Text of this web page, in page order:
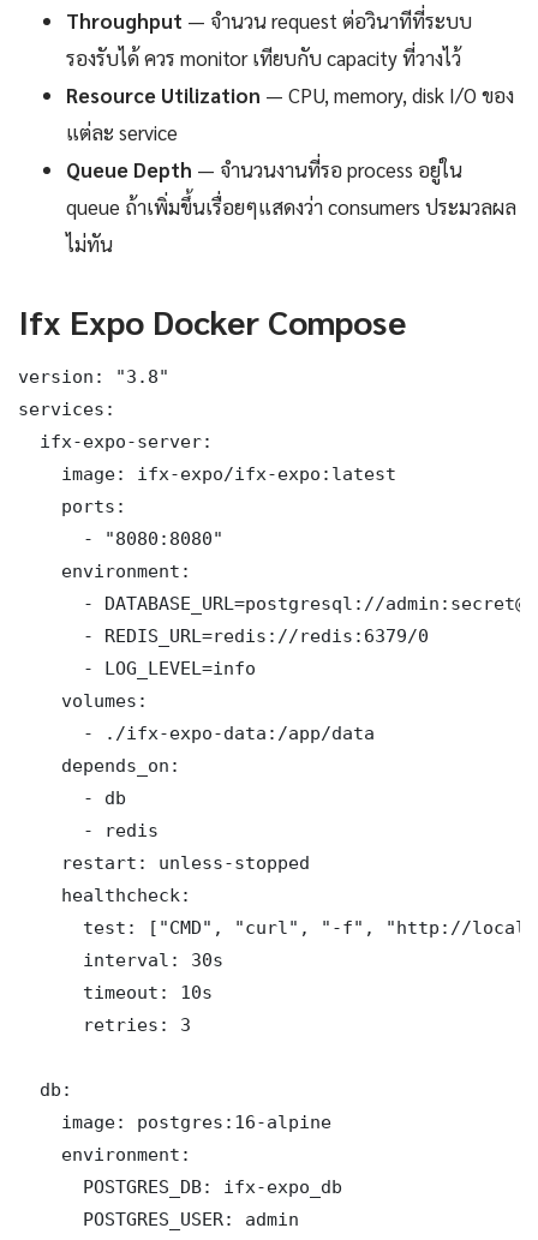
Throughput — จำนวน request ต่อวินาทีที่ระบบ
รองรับได้ ควร monitor เทียบกับ capacity ที่วางไว้
Resource Utilization — CPU, memory, disk I/O ของ
แต่ละ service
Queue Depth — จำนวนงานที่รอ process อยู่ใน
queue ถ้าเพิ่มขึ้นเรื่อยๆแสดงว่า consumers ประมวลผล
ไม่ทัน
Ifx Expo Docker Compose
version: "3.8"
services:
  ifx-expo-server:
    image: ifx-expo/ifx-expo:latest
    ports:
      - "8080:8080"
    environment:
- DATABASE_URL=postgresql://
      - REDIS_URL=redis://redis:6379/0
      - LOG_LEVEL=info
    volumes:
      - ./ifx-expo-data:/app/data
    depends_on:
      - db
      - redis
    restart: unless-stopped
    healthcheck:
test: ["CMD", "curl", "-f", "http://
      interval: 30s
      timeout: 10s
      retries: 3
  db:
    image: postgres:16-alpine
    environment:
      POSTGRES_DB: ifx-expo_db
      POSTGRES_USER: admin